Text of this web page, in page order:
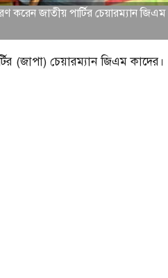
করেন জাতীয় পার্টির চেয়ারম্যান জিএম
(জাপা) চেয়ারম্যান জিএম কাদের।